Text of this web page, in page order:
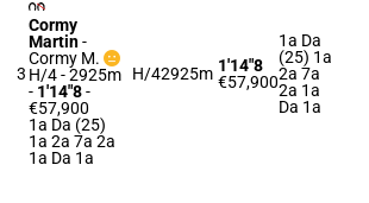
3
Cormy
Martin-
Cormy M.
H/4 - 2925m
- 1'14"8-
€57,900
1a Da (25)
1a 2a 7a 2a
1a Da 1a
H/42925m 1'14"8
€57,900
1a Da
(25) 1a
2a 7a
2a 1a
Da 1a